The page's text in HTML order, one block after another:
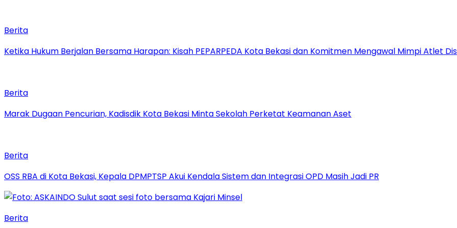
Berita
Ketika Hukum Berjalan Bersama Harapan: Kisah PEPARPEDA Kota Bekasi dan Komitmen Mengawal Mimpi Atlet
Berita
‎Marak Dugaan Pencurian, Kadisdik Kota Bekasi Minta Sekolah Perketat Keamanan Aset
Berita
‎OSS RBA di Kota Bekasi, Kepala DPMPTSP Akui Kendala Sistem dan Integrasi OPD Masih Jadi PR
Berita